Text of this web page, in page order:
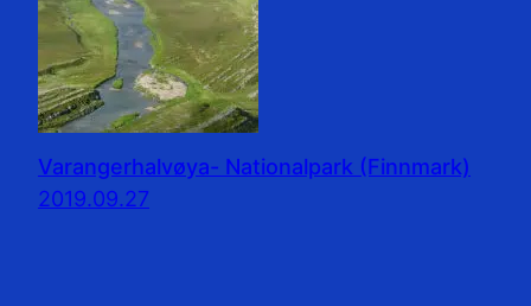
Varangerhalvøya- Nationalpark (Finnmark)
2019.09.27